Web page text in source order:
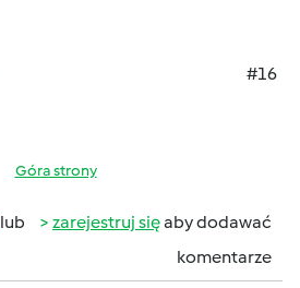
#16
Góra strony
lub zarejestruj sięaby dodawać
komentarze